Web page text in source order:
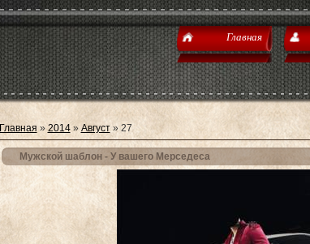
Главная
Главная » 2014 » Август » 27
Мужской шаблон - У вашего Мерседеса